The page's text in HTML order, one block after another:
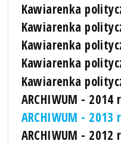
Kawiarenka
Kawiarenka
Kawiarenka
Kawiarenka
Kawiarenka
ARCHIWUM - 2014
ARCHIWUM - 2013
ARCHIWUM - 2012